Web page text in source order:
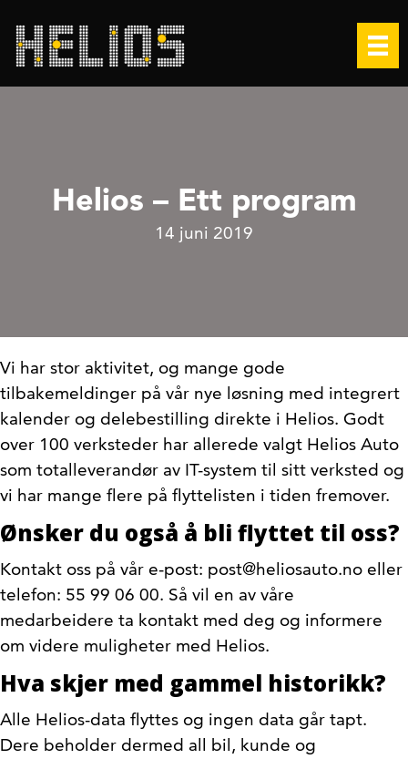
Helios – Ett program
14 juni 2019
Vi har stor aktivitet, og mange gode
tilbakemeldinger på vår nye løsning med integrert
kalender og delebestilling direkte i Helios. Godt
over 100 verksteder har allerede valgt Helios Auto
som totalleverandør av IT-system til sitt verksted og
vi har mange flere på flyttelisten i tiden fremover.
Ønsker du også å bli flyttet til oss?
Kontakt oss på vår e-post: post@heliosauto.no eller
telefon: 55 99 06 00. Så vil en av våre
medarbeidere ta kontakt med deg og informere
om videre muligheter med Helios.
Hva skjer med gammel historikk?
Alle Helios-data flyttes og ingen data går tapt.
Dere beholder dermed all bil, kunde og